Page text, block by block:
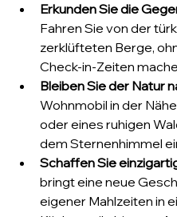
Erkunden Sie die
Fahren Sie von der
zerklüfteten Berge,
Check-in-Zeiten
Bleiben Sie der Natur
Wohnmobil in der
oder eines ruhigen
dem Sternenhimmel
Schaffen Sie
bringt eine neue
eigener Mahlzeiten in